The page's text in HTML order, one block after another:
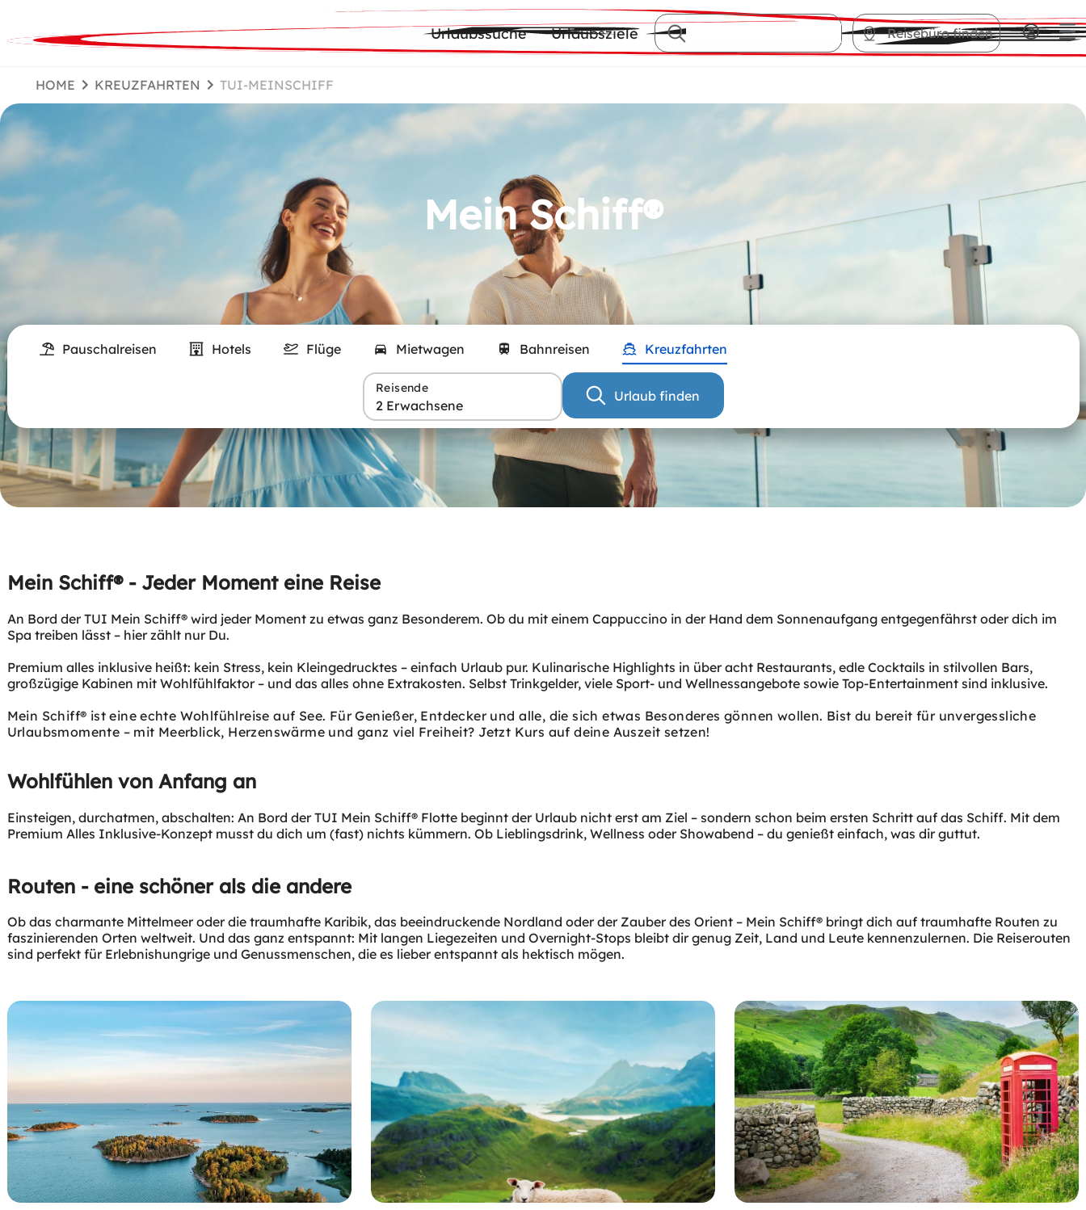
Urlaubssuche Urlaubsziele Reisebüro finden
HOME KREUZFAHRTEN TUI-MEINSCHIFF
Mein Schiff®
Pauschalreisen Hotels Flüge Mietwagen Bahnreisen Kreuzfahrten
Reisende
2 Erwachsene
Urlaub finden
Mein Schiff® - Jeder Moment eine Reise
An Bord der TUI Mein Schiff® wird jeder Moment zu etwas ganz Besonderem. Ob du mit einem Cappuccino in der Hand dem Sonnenaufgang entgegenfährst oder dich im
Spa treiben lässt – hier zählt nur Du.
Premium alles inklusive heißt: kein Stress, kein Kleingedrucktes – einfach Urlaub pur. Kulinarische Highlights in über acht Restaurants, edle Cocktails in stilvollen Bars,
großzügige Kabinen mit Wohlfühlfaktor – und das alles ohne Extrakosten. Selbst Trinkgelder, viele Sport- und Wellnessangebote sowie Top-Entertainment sind inklusive.
Mein Schiff® ist eine echte Wohlfühlreise auf See. Für Genießer, Entdecker und alle, die sich etwas Besonderes gönnen wollen. Bist du bereit für unvergessliche
Urlaubsmomente – mit Meerblick, Herzenswärme und ganz viel Freiheit? Jetzt Kurs auf deine Auszeit setzen!
Wohlfühlen von Anfang an
Einsteigen, durchatmen, abschalten: An Bord der TUI Mein Schiff® Flotte beginnt der Urlaub nicht erst am Ziel – sondern schon beim ersten Schritt auf das Schiff. Mit dem
Premium Alles Inklusive-Konzept musst du dich um (fast) nichts kümmern. Ob Lieblingsdrink, Wellness oder Showabend – du genießt einfach, was dir guttut.
Routen - eine schöner als die andere
Ob das charmante Mittelmeer oder die traumhafte Karibik, das beeindruckende Nordland oder der Zauber des Orient – Mein Schiff® bringt dich auf traumhafte Routen zu
faszinierenden Orten weltweit. Und das ganz entspannt: Mit langen Liegezeiten und Overnight-Stops bleibt dir genug Zeit, Land und Leute kennenzulernen. Die Reiserouten
sind perfekt für Erlebnishungrige und Genussmenschen, die es lieber entspannt als hektisch mögen.